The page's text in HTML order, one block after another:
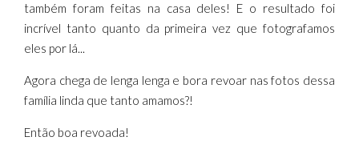
também foram feitas na casa deles! E o resultado foi
incrível tanto quanto da primeira vez que fotografamos
eles por lá...
Agora chega de lenga lenga e bora revoar nas fotos dessa
família linda que tanto amamos?!
Então boa revoada!